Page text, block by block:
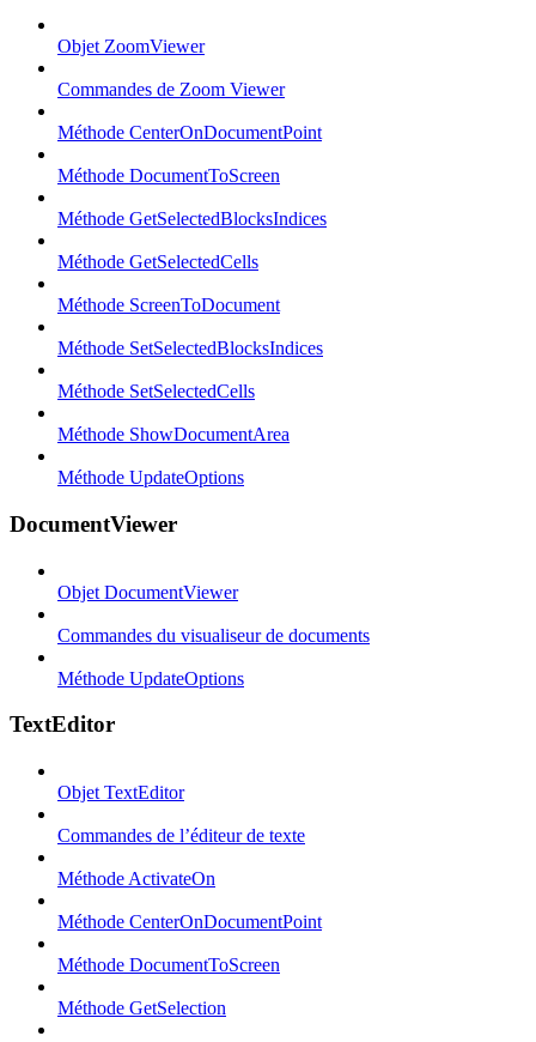
Objet ZoomViewer
Commandes de Zoom Viewer
Méthode CenterOnDocumentPoint
Méthode DocumentToScreen
Méthode GetSelectedBlocksIndices
Méthode GetSelectedCells
Méthode ScreenToDocument
Méthode SetSelectedBlocksIndices
Méthode SetSelectedCells
Méthode ShowDocumentArea
Méthode UpdateOptions
DocumentViewer
Objet DocumentViewer
Commandes du visualiseur de documents
Méthode UpdateOptions
TextEditor
Objet TextEditor
Commandes de l’éditeur de texte
Méthode ActivateOn
Méthode CenterOnDocumentPoint
Méthode DocumentToScreen
Méthode GetSelection